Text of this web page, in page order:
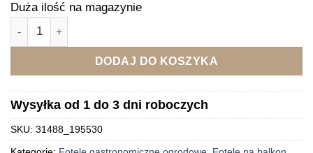
Duża ilość na magazynie
ilość Fotel NARDI KOMODO ELEMENTO TERMINALE DX/
DODAJ DO KOSZYKA
Wysyłka od 1 do 3 dni roboczych
SKU: 31488_195530